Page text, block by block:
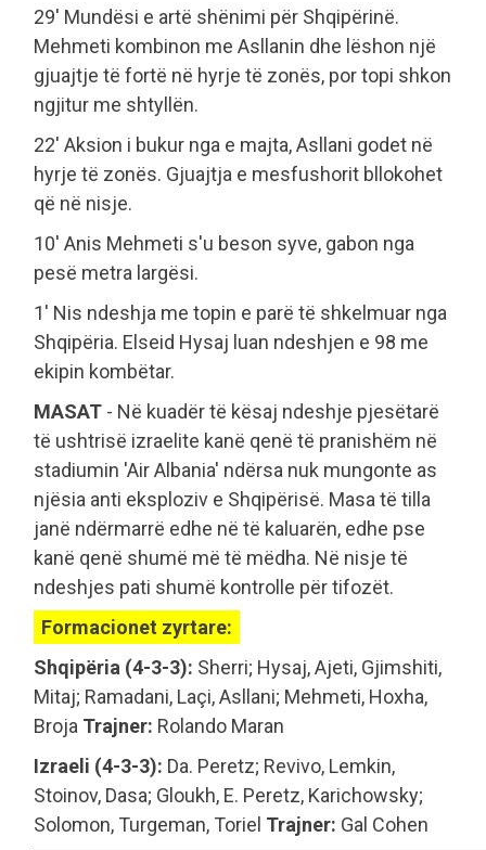
29' Mundësi e artë shënimi për Shqipërinë.
Mehmeti kombinon me Asllanin dhe lëshon një
gjuajtje të fortë në hyrje të zonës, por topi shkon
ngjitur me shtyllën.
22' Aksion i bukur nga e majta, Asllani godet në
hyrje të zonës. Gjuajtja e mesfushorit bllokohet
që në nisje.
10' Anis Mehmeti s'u beson syve, gabon nga
pesë metra largësi.
1' Nis ndeshja me topin e parë të shkelmuar nga
Shqipëria. Elseid Hysaj luan ndeshjen e 98 me
ekipin kombëtar.
MASAT - Në kuadër të kësaj ndeshje pjesëtarë
të ushtrisë izraelite kanë qenë të pranishëm në
stadiumin 'Air Albania' ndërsa nuk mungonte as
njësia anti eksploziv e Shqipërisë. Masa të tilla
janë ndërmarrë edhe në të kaluarën, edhe pse
kanë qenë shumë më të mëdha. Në nisje të
ndeshjes pati shumë kontrolle për tifozët.
Formacionet zyrtare:
Shqipëria (4-3-3): Sherri; Hysaj, Ajeti, Gjimshiti,
Mitaj; Ramadani, Laçi, Asllani; Mehmeti, Hoxha,
Broja Trajner: Rolando Maran
Izraeli (4-3-3): Da. Peretz; Revivo, Lemkin,
Stoinov, Dasa; Gloukh, E. Peretz, Karichowsky;
Solomon, Turgeman, Toriel Trajner: Gal Cohen